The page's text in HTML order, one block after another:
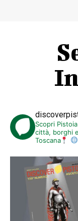
Scopri
città, borghi
Toscana